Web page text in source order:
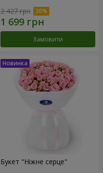
2 427 грн
Замовити
Букет "Ніжне серце"